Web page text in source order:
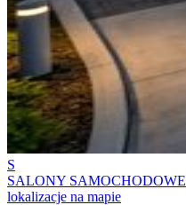
S
SALONY SAMOCHODOWE
lokalizacje na mapie